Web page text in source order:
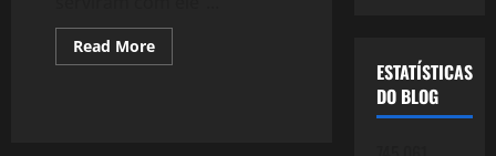
Read MoreRead
more
ESTATÍSTICAS
DO BLOG